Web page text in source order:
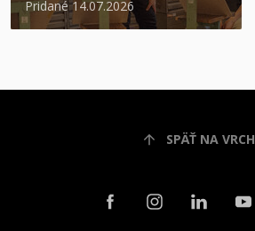
Pridané 14.07.2026
SPÄŤ NA VRCH